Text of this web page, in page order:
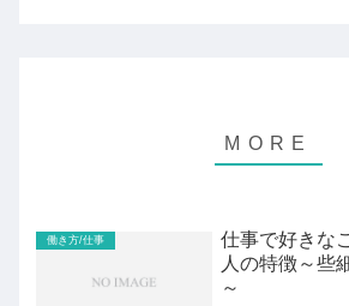
働き方/仕事
仕事で好きな
人の特徴～些
～